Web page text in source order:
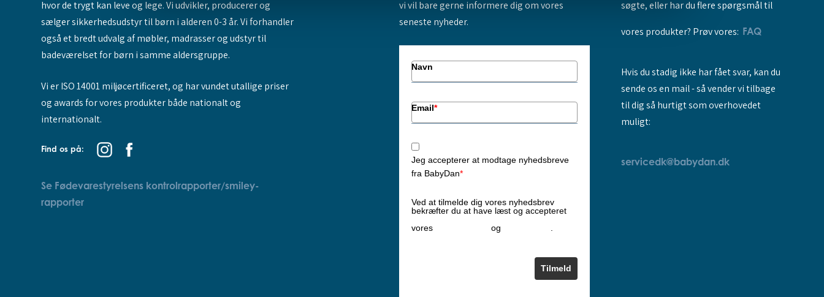
hvor de trygt kan leve og lege. Vi udvikler, producerer og
sælger sikkerhedsudstyr til børn i alderen 0-3 år. Vi forhandler
også et bredt udvalg af møbler, madrasser og udstyr til
badeværelset for børn i samme aldersgruppe.
Vi er ISO 14001 miljøcertificeret, og har vundet utallige priser
og awards for vores produkter både nationalt og
internationalt.
Find os på:
Se Fødevarestyrelsens kontrolrapporter/smiley-
rapporter
vi vil bare gerne informere dig om vores
seneste nyheder.
Navn
Email*
Jeg accepterer at modtage nyhedsbreve
fra BabyDan*
Ved at tilmelde dig vores nyhedsbrev
bekræfter du at have læst og accepteret
vores
og
Tilmeld
søgte, eller har du flere spørgsmål til
vores produkter? Prøv vores: FAQ
Hvis du stadig ikke har fået svar, kan du
sende os en mail - så vender vi tilbage
til dig så hurtigt som overhovedet
muligt:
servicedk@babydan.dk